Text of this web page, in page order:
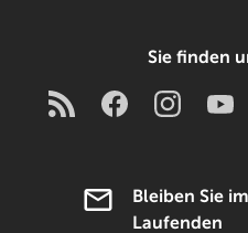
Sie finden
Bleiben Sie
Laufenden